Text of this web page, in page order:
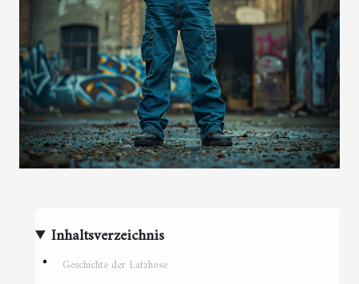
Inhaltsverzeichnis
Geschichte der Latzhose